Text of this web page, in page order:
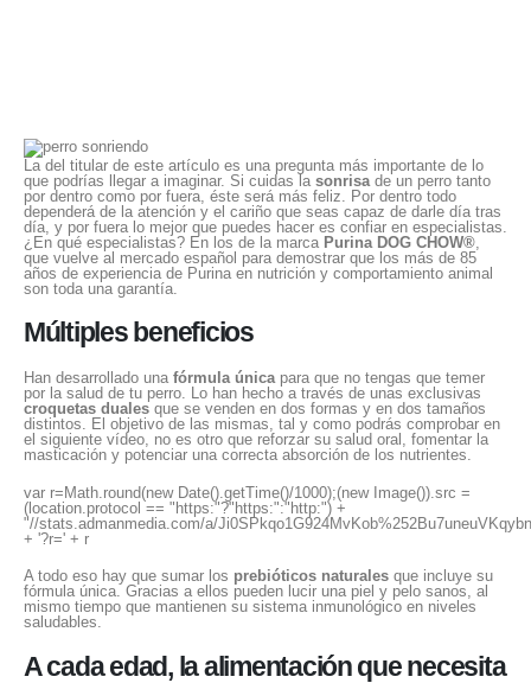
La del titular de este artículo es una pregunta más importante de lo
que podrías llegar a imaginar. Si cuidas la sonrisa de un perro tanto
por dentro como por fuera, éste será más feliz. Por dentro todo
dependerá de la atención y el cariño que seas capaz de darle día tras
día, y por fuera lo mejor que puedes hacer es confiar en especialistas.
¿En qué especialistas? En los de la marca Purina DOG CHOW®
que vuelve al mercado español para demostrar que los más de 85
años de experiencia de Purina en nutrición y comportamiento animal
son toda una garantía.
Múltiples beneficios
Han desarrollado una fórmula únicapara que no tengas que temer
por la salud de tu perro. Lo han hecho a través de unas exclusivas
croquetas duales que se venden en dos formas y en dos tamaños
distintos. El objetivo de las mismas, tal y como podrás comprobar en
el siguiente vídeo, no es otro que reforzar su salud oral, fomentar la
masticación y potenciar una correcta absorción de los nutrientes.
var r=Math.round(new Date().getTime()/1000);(new Image()).src =
(location.protocol == "https:"?"https:":"http:") +
"//stats.admanmedia.com/a/
+ '?r=' + r
A todo eso hay que sumar los prebióticos naturales que incluye su
fórmula única. Gracias a ellos pueden lucir una piel y pelo sanos, al
mismo tiempo que mantienen su sistema inmunológico en niveles
saludables.
A cada edad, la alimentación que necesita